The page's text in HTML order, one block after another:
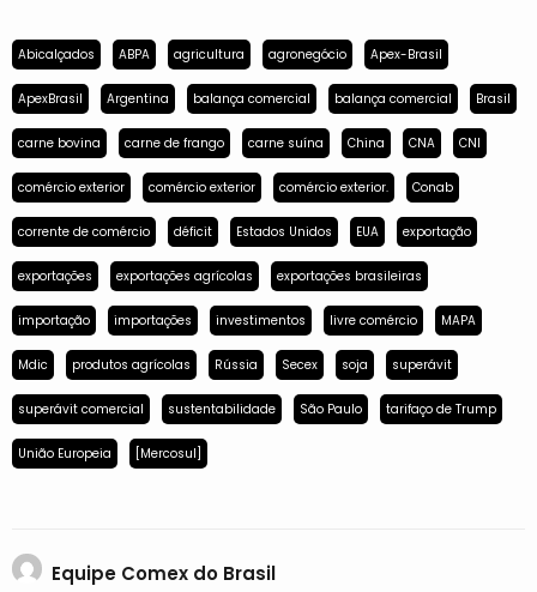
Abicalçados ABPA agricultura agronegócio Apex-Brasil
ApexBrasil Argentina balança comercial balança comercial Brasil
carne bovina carne de frango carne suína China CNA CNI
comércio exterior comércio exterior comércio exterior. Conab
corrente de comércio déficit Estados Unidos EUA exportação
exportações exportações agrícolas exportações brasileiras
importação importações investimentos livre comércio MAPA
Mdic produtos agrícolas Rússia Secex soja superávit
superávit comercial sustentabilidade São Paulo tarifaço de Trump
União Europeia [Mercosul]
Equipe Comex do Brasil